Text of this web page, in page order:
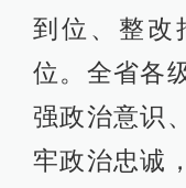
到位、整改
位。全省各
强政治意识
牢政治忠诚